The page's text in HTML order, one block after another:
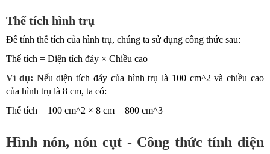
Thể tích hình trụ
Để tính thể tích của hình trụ, chúng ta sử dụng công thức sau:
Thể tích = Diện tích đáy × Chiều cao
Ví dụ: Nếu diện tích đáy của hình trụ là 100 cm^2 và chiều cao
của hình trụ là 8 cm, ta có:
Thể tích = 100 cm^2 × 8 cm = 800 cm^3
Hình nón, nón cụt - Công thức tính diện